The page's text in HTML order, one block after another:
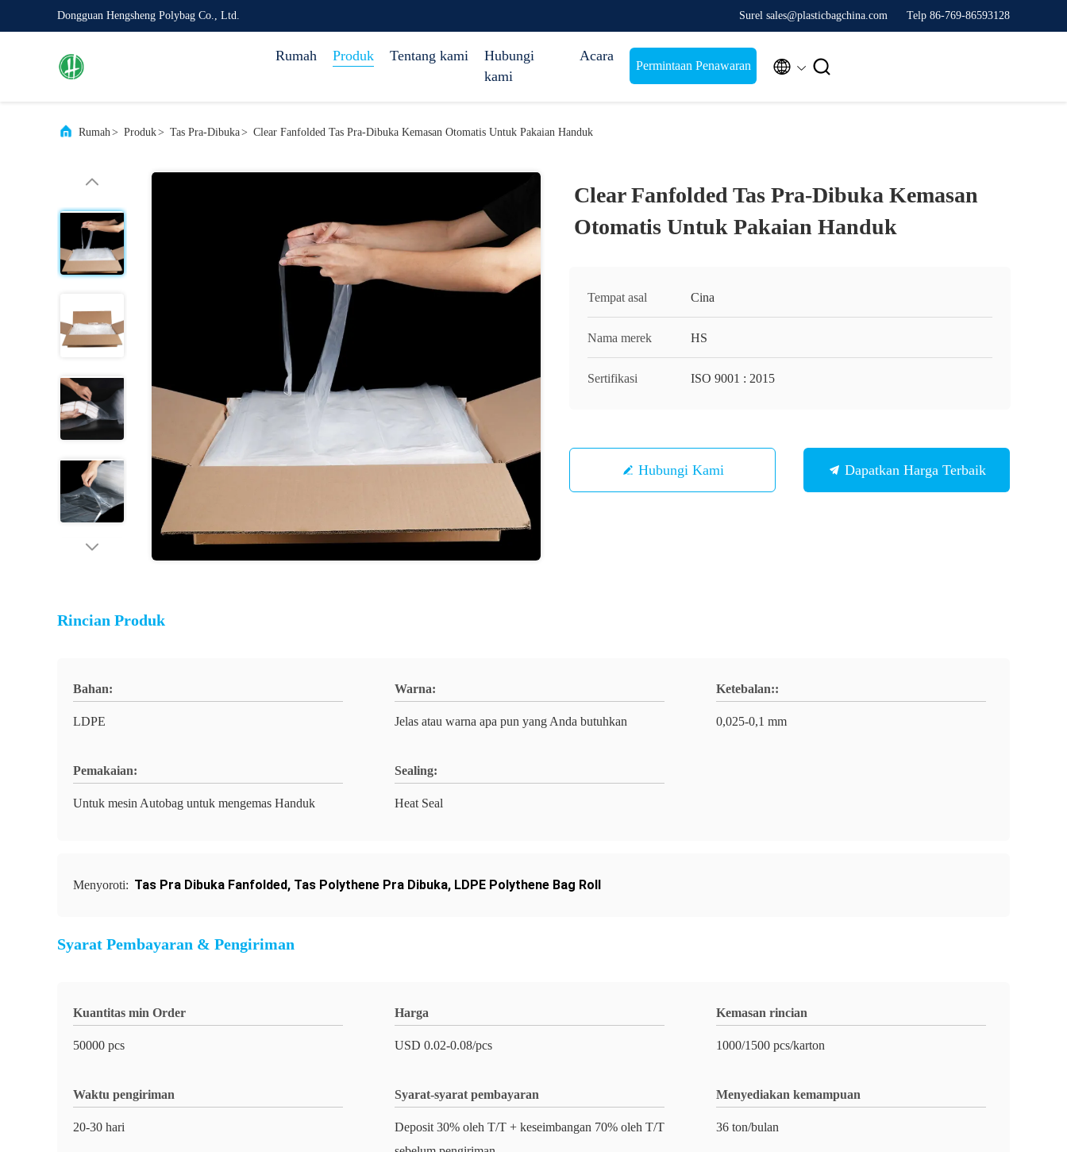
Dongguan Hengsheng Polybag Co., Ltd. Surel sales@plasticbagchina.com Telp 86-769-86593128
Rumah Produk Tentang kami
Hubungi
kami
Acara
Permintaan Penawaran  
Rumah> Produk> Tas Pra-Dibuka> Clear Fanfolded Tas Pra-Dibuka Kemasan Otomatis Untuk Pakaian Handuk
Clear Fanfolded Tas Pra-Dibuka Kemasan
Otomatis Untuk Pakaian Handuk
Tempat asal Cina
Nama merek HS
Sertifikasi ISO 9001 : 2015
Hubungi Kami Dapatkan Harga Terbaik
Rincian Produk
Bahan:
LDPE
Warna:
Jelas atau warna apa pun yang Anda butuhkan
Ketebalan::
0,025-0,1 mm
Pemakaian:
Untuk mesin Autobag untuk mengemas Handuk
Sealing:
Heat Seal
Menyoroti: Tas Pra Dibuka Fanfolded, Tas Polythene Pra Dibuka, LDPE Polythene Bag Roll
Syarat Pembayaran & Pengiriman
Kuantitas min Order
50000 pcs
Harga
USD 0.02-0.08/pcs
Kemasan rincian
1000/1500 pcs/karton
Waktu pengiriman
20-30 hari
Syarat-syarat pembayaran
Deposit 30% oleh T/T + keseimbangan 70% oleh T/T
Menyediakan kemampuan
36 ton/bulan